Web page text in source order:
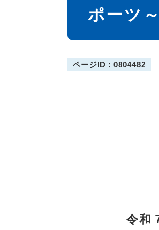
ポーツ
ページID：0804482
令和